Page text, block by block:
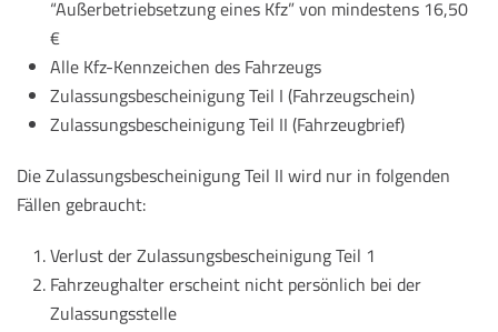
“Außerbetriebsetzung eines Kfz” von mindestens 16,50
€
Alle Kfz-Kennzeichen des Fahrzeugs
Zulassungsbescheinigung Teil I (Fahrzeugschein)
Zulassungsbescheinigung Teil II (Fahrzeugbrief)
Die Zulassungsbescheinigung Teil II wird nur in folgenden
Fällen gebraucht:
Verlust der Zulassungsbescheinigung Teil 1
Fahrzeughalter erscheint nicht persönlich bei der
Zulassungsstelle